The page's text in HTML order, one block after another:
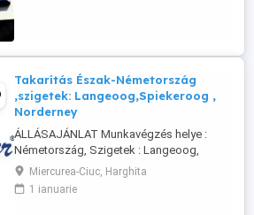
Takarítás Észak-Németország
,szigetek: Langeoog,Spiekeroog ,
Norderney
ÁLLÁSAJÁNLAT Munkavégzés helye :
Németország, Szigetek : Langeoog,
Spiekeroog, Norderney A Besenflitzer cég
lakások, de más létesítmények
takarítására is szakosodott, mint például
Miercurea-Ciuc, Harghita
1 ianuarie